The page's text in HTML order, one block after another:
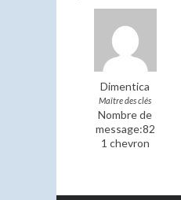
Dimentica
Maître des clés
Nombre de
message:82
1 chevron